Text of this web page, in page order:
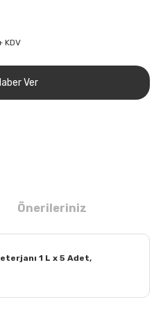
KDV
Ver
Önerileriniz
1 L x 5 Adet,